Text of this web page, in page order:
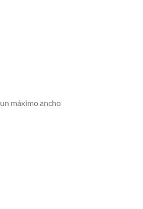
máximo ancho